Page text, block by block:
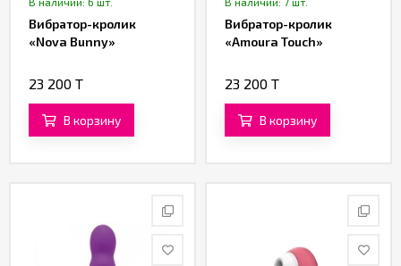
Вибратор-кролик
«Nova Bunny»
23 200 T
В корзину
Вибратор-кролик
«Amoura Touch»
23 200 T
В корзину